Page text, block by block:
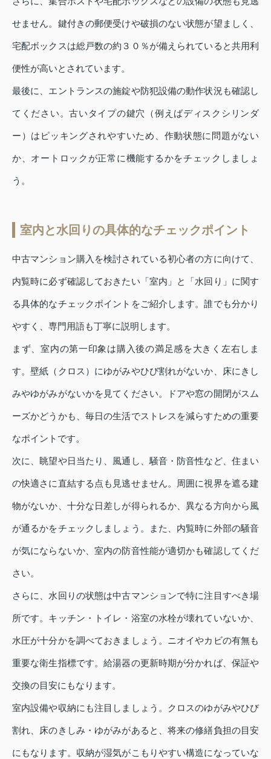
せません。鍵付きの郵便受けや破損のない状態が望ましく、
宅配ボックスは総戸数の約３０％が備えられていると共用利
便性が高いとされています。
最後に、エントランスの施錠や防犯設備の動作状況も確認し
てください。古いタイプの鍵穴（例えばディスクシリンダ
ー）はピッキングされやすいため、作動状態に問題がない
か、オートロックが正常に機能するかをチェックしましょ
う。
室内と水回りの具体的なチェックポイント
中古マンション購入を検討されている初心者の方に向けて、
内覧時に必ず確認しておきたい「室内」と「水回り」に関す
る具体的なチェックポイントをご紹介します。誰でも分かり
やすく、専門用語も丁寧に説明します。
まず、室内の第一印象は購入後の満足感を大きく左右しま
す。壁紙（クロス）にゆがみやひび割れがないか、床にきし
みやゆがみがないかを見てください。ドアや窓の開閉がスム
ーズかどうかも、毎日の生活でストレスを減らすための重要
なポイントです。
次に、眺望や日当たり、風通し、騒音・防音性など、住まい
の快適さに直結する点も見逃せません。周囲に視界を遮る建
物がないか、十分な日差しが得られるか、異なる方向から風
が通るかをチェックしましょう。また、内覧時に外部の騒音
が気にならないか、室内の防音性能が適切かも確認してくだ
さい。
さらに、水回りの状態は中古マンションで特に注目すべき場
所です。キッチン・トイレ・浴室の水栓が壊れていないか、
水圧が十分かを調べておきましょう。ニオイやカビの有無も
重要な衛生指標です。給湯器の更新時期が分かれば、保証や
交換の目安にもなります。
室内設備や収納にも注目しましょう。クロスのゆがみやひび
割れ、床のきしみ・ゆがみがあると、将来の修繕負担の目安
にもなります。収納が湿気がこもりやすい構造になっていな